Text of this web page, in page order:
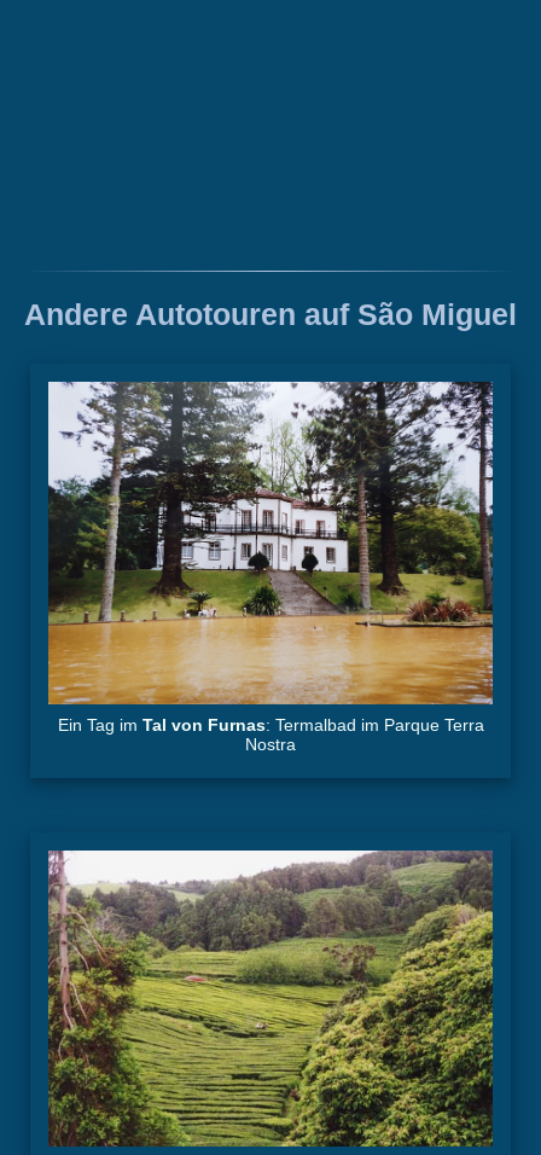
Andere Autotouren auf São Miguel
Ein Tag im Tal von Furnas: Termalbad im Parque Terra
Nostra